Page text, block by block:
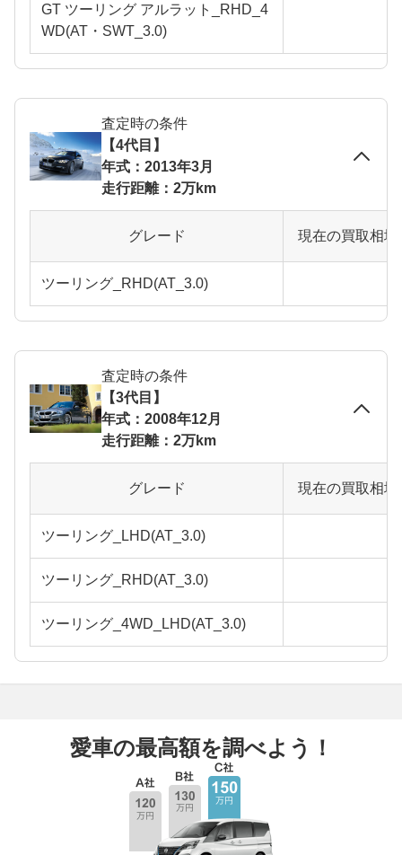
GT ツーリング アルラット_RHD_4
WD(AT・SWT_3.0)
査定時の条件
【4代目】
年式：2013年3月
走行距離：2万km
グレード 現在の買取相
ツーリング_RHD(AT_3.0)
査定時の条件
【3代目】
年式：2008年12月
走行距離：2万km
グレード 現在の買取相
ツーリング_LHD(AT_3.0)
ツーリング_RHD(AT_3.0)
ツーリング_4WD_LHD(AT_3.0)
愛車の最高額を調べよう！